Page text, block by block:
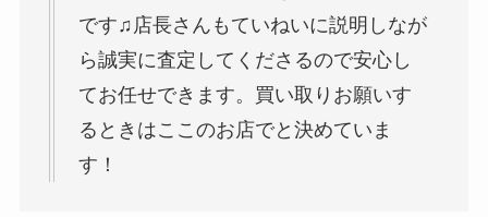
です♫店長さんもていねいに説明しなが
ら誠実に査定してくださるので安心し
てお任せできます。買い取りお願いす
るときはここのお店でと決めていま
す！